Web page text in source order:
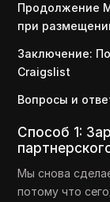
Продолжение
при
Заключение:
Craigslist
Вопросы и
Способ 1:
Мы снова
потому что